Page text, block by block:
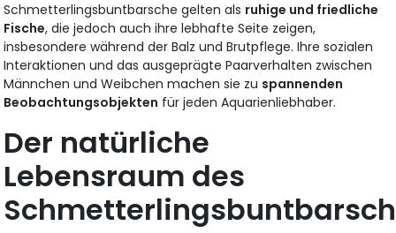
Schmetterlingsbuntbarsche gelten als ruhige und friedliche
Fische, die jedoch auch ihre lebhafte Seite zeigen,
insbesondere während der Balz und Brutpflege. Ihre sozialen
Interaktionen und das ausgeprägte Paarverhalten zwischen
Männchen und Weibchen machen sie zu spannenden
Beobachtungsobjekten für jeden Aquarienliebhaber.
Der natürliche
Lebensraum des